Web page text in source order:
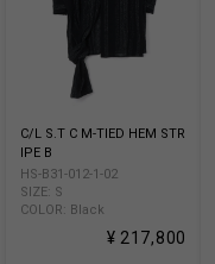
C/L S.T C M-TIED HEM STR
IPE B
HS-B31-012-1-02
SIZE: S
COLOR: Black
¥ 217,800